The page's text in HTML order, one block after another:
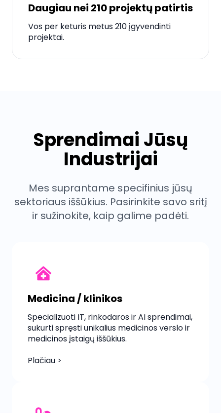
Daugiau nei 210 projektų patirtis
Vos per keturis metus 210 įgyvendinti
projektai.
Sprendimai Jūsų
Industrijai
Mes suprantame specifinius jūsų
sektoriaus iššūkius. Pasirinkite savo sritį
ir sužinokite, kaip galime padėti.
Medicina / klinikos
Specializuoti IT, rinkodaros ir AI sprendimai,
sukurti spręsti unikalius medicinos verslo ir
medicinos įstaigų iššūkius.
Plačiau >